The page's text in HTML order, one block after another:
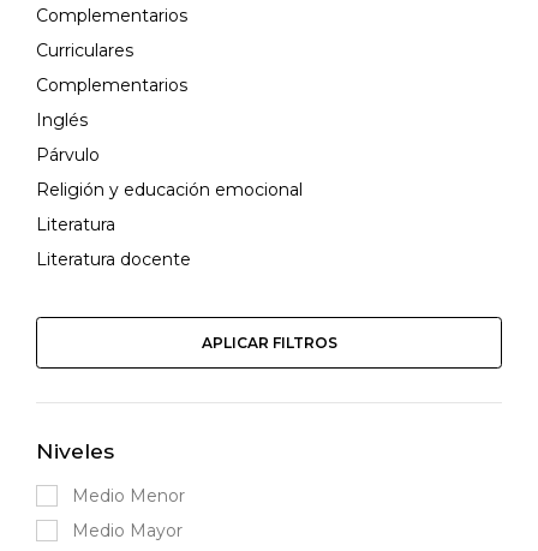
Complementarios
Curriculares
Complementarios
Inglés
Párvulo
Religión y educación emocional
Literatura
Literatura docente
APLICAR FILTROS
Niveles
Medio Menor
Medio Mayor